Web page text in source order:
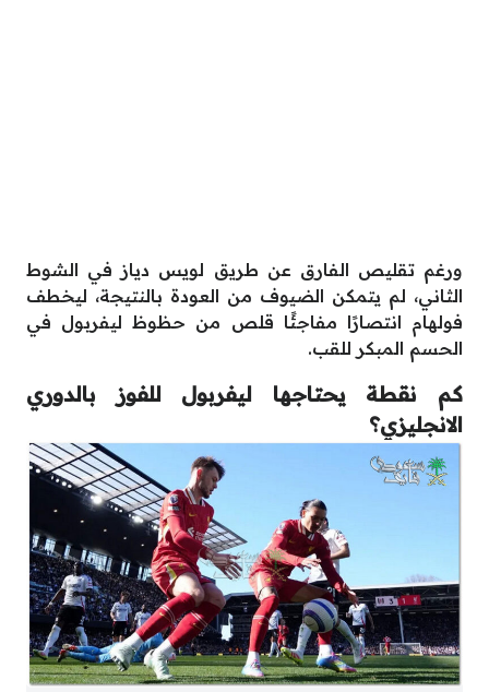
ورغم تقليص الفارق عن طريق لويس دياز في الشوط
الثاني، لم يتمكن الضيوف من العودة بالنتيجة، ليخطف
فولهام انتصارًا مفاجئًا قلص من حظوظ ليفربول في
الحسم المبكر للقب.
كم نقطة يحتاجها ليفربول للفوز بالدوري
الانجليزي؟